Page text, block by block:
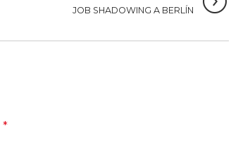
JOB SHADOWING A BERLÍN
*